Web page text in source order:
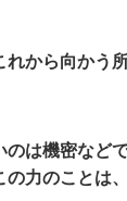
れから向かう
のは機密など
の力のことは